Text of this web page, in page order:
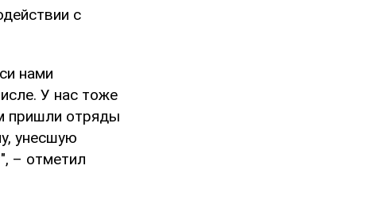
с
нами
У нас тоже
пришли отряды
унесшую
– отметил